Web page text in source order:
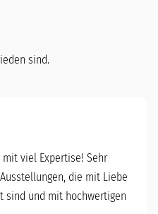
sind.
viel Expertise! Sehr
die mit Liebe
sind und mit hochwertigen